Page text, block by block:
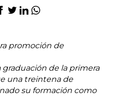
promoción de
de la primera
una treintena de
su formación como